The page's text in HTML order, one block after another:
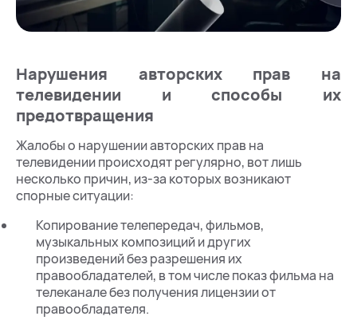
Нарушения авторских прав на
телевидении и способы их
предотвращения
Жалобы о нарушении авторских прав на
телевидении происходят регулярно, вот лишь
несколько причин, из-за которых возникают
спорные ситуации:
Копирование телепередач, фильмов,
музыкальных композиций и других
произведений без разрешения их
правообладателей, в том числе показ фильма на
телеканале без получения лицензии от
правообладателя.